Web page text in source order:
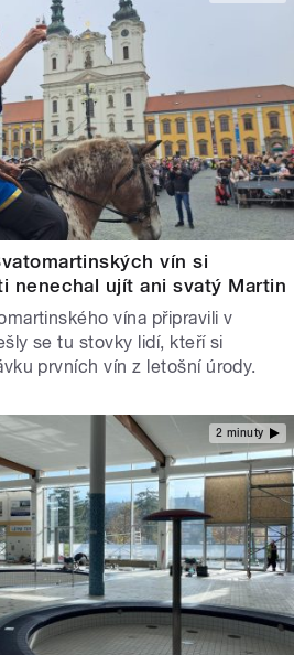
vín si
nenechal ujít ani svatý Martin
vína připravili v
se tu stovky lidí, kteří si
prvních vín z letošní úrody.
2 minuty